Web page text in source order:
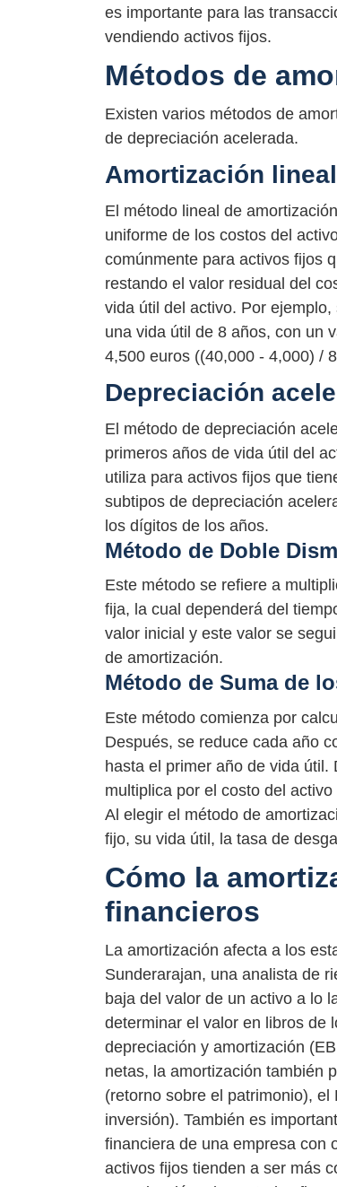
es importante para las
vendiendo activos fijos.
Métodos de
Existen varios métodos de
de depreciación acelerada.
Amortización lineal
El método lineal de
uniforme de los costos del
comúnmente para activos fijos
restando el valor residual del
vida útil del activo. Por
una vida útil de 8 años, con un
4,500 euros ((40,000 - 4,000) /
Depreciación
El método de depreciación
primeros años de vida útil del
utiliza para activos fijos que
subtipos de depreciación
los dígitos de los años.
Método de Doble
Este método se refiere a
fija, la cual dependerá del
valor inicial y este valor se
de amortización.
Método de Suma de
Este método comienza por
Después, se reduce cada año
hasta el primer año de vida
multiplica por el costo del
Al elegir el método de
fijo, su vida útil, la tasa de
Cómo la
financieros
La amortización afecta a los
Sunderarajan, una analista de
baja del valor de un activo a lo
determinar el valor en libros de
depreciación y amortización
netas, la amortización también
(retorno sobre el patrimonio),
inversión). También es
financiera de una empresa con
activos fijos tienden a ser más